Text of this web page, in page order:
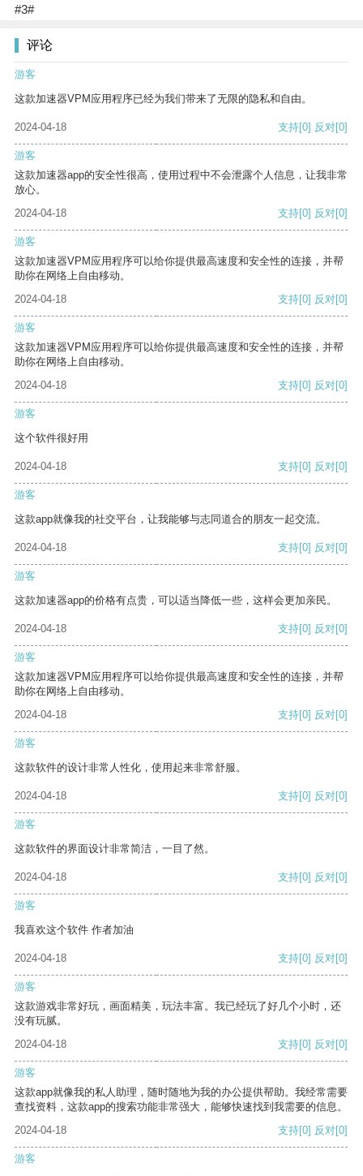
#3#
评论
游客
这款加速器VPM应用程序已经为我们带来了无限的隐私和自由。
2024-04-18 支持[0] 反对[0]
游客
这款加速器app的安全性很高，使用过程中不会泄露个人信息，让我非常
放心。
2024-04-18
支持[0] 反对[0]
游客
这款加速器VPM应用程序可以给你提供最高速度和安全性的连接，并帮
助你在网络上自由移动。
2024-04-18
支持[0] 反对[0]
游客
这款加速器VPM应用程序可以给你提供最高速度和安全性的连接，并帮
助你在网络上自由移动。
2024-04-18
支持[0] 反对[0]
游客
这个软件很好用
2024-04-18 支持[0] 反对[0]
游客
这款app就像我的社交平台，让我能够与志同道合的朋友一起交流。
2024-04-18 支持[0] 反对[0]
游客
这款加速器app的价格有点贵，可以适当降低一些，这样会更加亲民。
2024-04-18 支持[0] 反对[0]
游客
这款加速器VPM应用程序可以给你提供最高速度和安全性的连接，并帮
助你在网络上自由移动。
2024-04-18
支持[0] 反对[0]
游客
这款软件的设计非常人性化，使用起来非常舒服。
2024-04-18 支持[0] 反对[0]
游客
这款软件的界面设计非常简洁，一目了然。
2024-04-18 支持[0] 反对[0]
游客
我喜欢这个软件 作者加油
2024-04-18 支持[0] 反对[0]
游客
这款游戏非常好玩，画面精美，玩法丰富。我已经玩了好几个小时，还
没有玩腻。
2024-04-18
支持[0] 反对[0]
游客
这款app就像我的私人助理，随时随地为我的办公提供帮助。我经常需要
查找资料，这款app的搜索功能非常强大，能够快速找到我需要的信息。
2024-04-18
支持[0] 反对[0]
游客